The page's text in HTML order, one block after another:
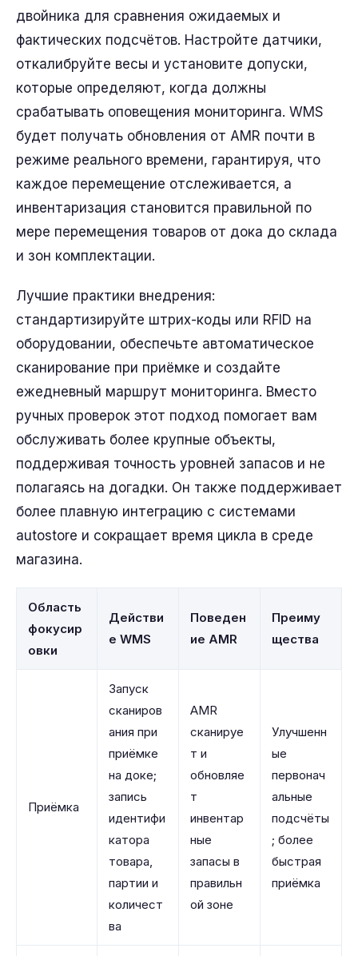
двойника для сравнения ожидаемых и
фактических подсчётов. Настройте датчики,
откалибруйте весы и установите допуски,
которые определяют, когда должны
срабатывать оповещения мониторинга. WMS
будет получать обновления от AMR почти в
режиме реального времени, гарантируя, что
каждое перемещение отслеживается, а
инвентаризация становится правильной по
мере перемещения товаров от дока до склада
и зон комплектации.
Лучшие практики внедрения:
стандартизируйте штрих-коды или RFID на
оборудовании, обеспечьте автоматическое
сканирование при приёмке и создайте
ежедневный маршрут мониторинга. Вместо
ручных проверок этот подход помогает вам
обслуживать более крупные объекты,
поддерживая точность уровней запасов и не
полагаясь на догадки. Он также поддерживает
более плавную интеграцию с системами
autostore и сокращает время цикла в среде
магазина.
Область
фокусир
овки
Действи
е WMS
Поведен
ие AMR
Преиму
щества
Приёмка
Запуск
сканиров
ания при
приёмке
на доке;
запись
идентифи
катора
товара,
партии и
количест
ва
AMR
сканируе
т и
обновляе
т
инвентар
ные
запасы в
правильн
ой зоне
Улучшенн
ые
первонач
альные
подсчёты
; более
быстрая
приёмка